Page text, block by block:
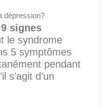
dépression?
9 signes
le syndrome
5 symptômes
pendant
s’agit d’un